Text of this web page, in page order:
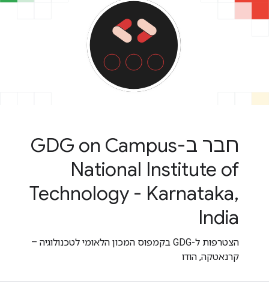
חבר ב-GDG on Campus
National Institute of
Technology - Karnataka,
India
הצטרפות ל-GDG בקמפוס המכון הלאומי לטכנולוגיה –
קרנאטקה, הודו